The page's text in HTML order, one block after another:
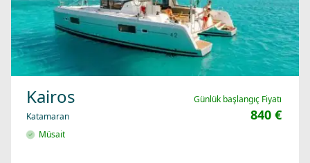
Kairos
Katamaran
Müsait
Günlük başlangıç Fiyatı
840 €